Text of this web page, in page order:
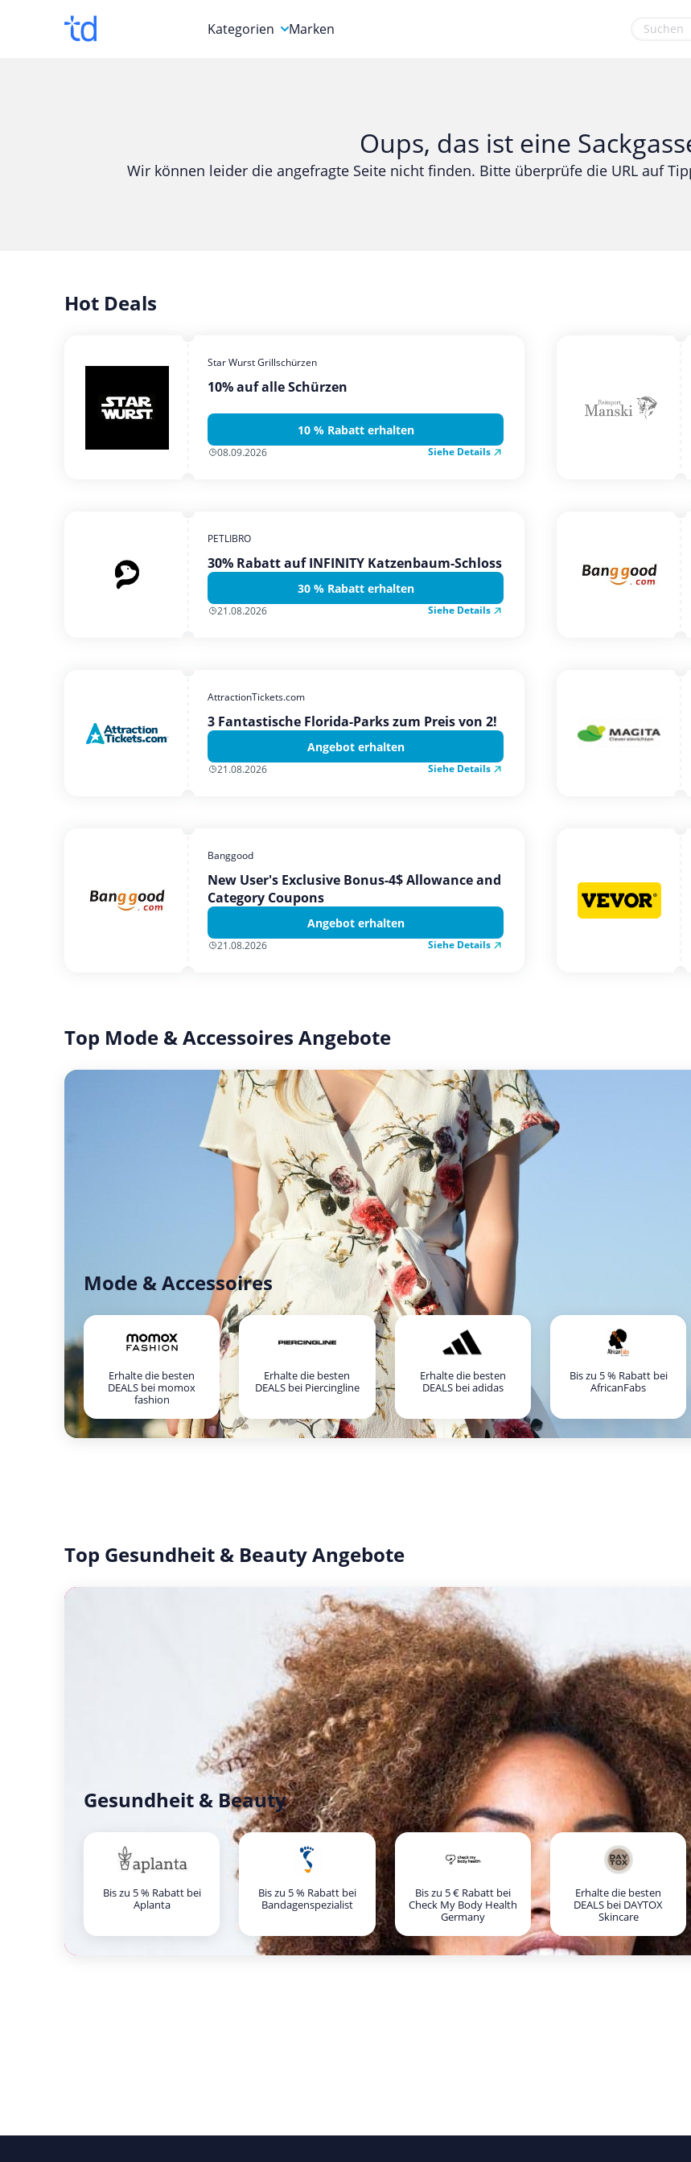
Kategorien
Computer & Elektronik
Gesundheit & Beauty
Mobilfunk & Internet
Marken
Oups, das ist eine
Wir können leider die angefragte Seite nicht finden. Bitte überprüfe die URL auf
Hot Deals
Star Wurst Grillschürzen
10% auf alle Schürzen
10 % Rabatt erhalten
08.09.2026 Siehe Details
PETLIBRO
30% Rabatt auf INFINITY Katzenbaum-Schloss
30 % Rabatt erhalten
21.08.2026 Siehe Details
AttractionTickets.com
3 Fantastische Florida-Parks zum Preis von 2!
Angebot erhalten
21.08.2026 Siehe Details
Banggood
New User's Exclusive Bonus-4$ Allowance and
Category Coupons
Angebot erhalten
21.08.2026 Siehe Details
Top Mode & Accessoires Angebote
Mode & Accessoires
Erhalte die besten
DEALS bei momox
fashion
Erhalte die besten
DEALS bei Piercingline
Erhalte die besten
DEALS bei adidas
Bis zu 5 % Rabatt bei
AfricanFabs
Top Gesundheit & Beauty Angebote
Gesundheit & Beauty
Bis zu 5 % Rabatt bei
Aplanta
Bis zu 5 % Rabatt bei
Bandagenspezialist
Bis zu 5 € Rabatt bei
Check My Body Health
Germany
Erhalte die besten
DEALS bei DAYTOX
Skincare